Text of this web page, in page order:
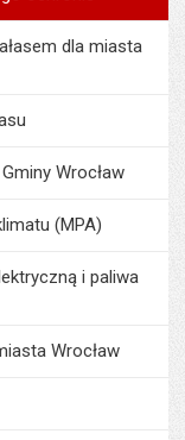
dla miasta
Wrocław
(MPA)
i paliwa
Wrocław